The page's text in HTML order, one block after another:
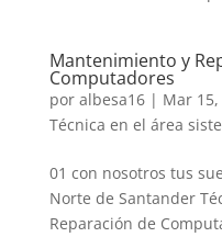
Mantenimiento y
Computadores
por albesa16| Mar 15,
Técnica en el área
01 con nosotros tus
Norte de Santander
Reparación de